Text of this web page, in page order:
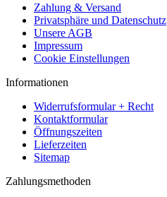
Zahlung & Versand
Privatsphäre und Datenschutz
Unsere AGB
Impressum
Cookie Einstellungen
Informationen
Widerrufsformular + Recht
Kontaktformular
Öffnungszeiten
Lieferzeiten
Sitemap
Zahlungsmethoden